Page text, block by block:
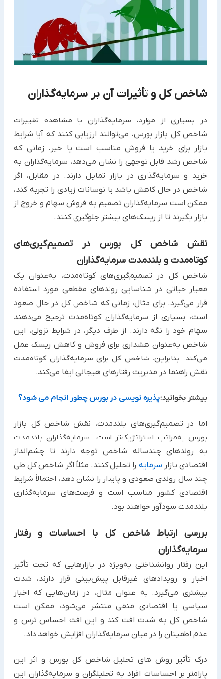
شاخص کل و تأثیرات آن بر سرمایه‌گذاران
در بسیاری از موارد، سرمایه‌گذاران با مشاهده تغییرات
شاخص کل بازار بورس، می‌توانند ارزیابی کنند که آیا شرایط
بازار برای خرید یا فروش مناسب است یا خیر. زمانی که
شاخص رشد قابل توجهی را نشان می‌دهد، سرمایه‌گذاران به
خرید و سرمایه‌گذاری در بازار تمایل دارند. در مقابل، اگر
شاخص در حال کاهش باشد یا نوسانات زیادی را تجربه کند،
ممکن است سرمایه‌گذاران تصمیم به فروش سهام و خروج از
بازار بگیرند تا از ریسک‌های بیشتر جلوگیری کنند.
نقش شاخص کل بورس در تصمیم‌گیری‌های
کوتاه‌مدت و بلندمدت سرمایه‌گذاران
شاخص کل در تصمیم‌گیری‌های کوتاه‌مدت، به‌عنوان یک
معیار حیاتی در شناسایی روندهای مقطعی مورد استفاده
قرار می‌گیرد. برای مثال، زمانی که شاخص کل در حال صعود
است، بسیاری از سرمایه‌گذاران کوتاه‌مدت ترجیح می‌دهند
سهام خود را نگه دارند. از طرف دیگر، در شرایط نزولی، این
شاخص به‌عنوان هشداری برای فروش و کاهش ریسک عمل
می‌کند. بنابراین، شاخص کل برای سرمایه‌گذاران کوتاه‌مدت
نقش راهنما در مدیریت رفتارهای هیجانی ایفا می‌کند.
بیشتر بخوانید:پذیره نویسی در بورس چطور انجام می شود؟
اما در تصمیم‌گیری‌های بلندمدت، نقش شاخص کل بازار
بورس به‌مراتب استراتژیک‌تر است. سرمایه‌گذاران بلندمدت
به روندهای چندساله شاخص توجه دارند تا چشم‌انداز
اقتصادی بازار سرمایه را تحلیل کنند. مثلاً اگر شاخص کل طی
چند سال روندی صعودی و پایدار را نشان دهد، احتمالاً شرایط
اقتصادی کشور مناسب است و فرصت‌های سرمایه‌گذاری
بلندمدت سودآور خواهند بود.
بررسی ارتباط شاخص کل با احساسات و رفتار
سرمایه‌گذاران
این رفتار روانشناختی به‌ویژه در بازارهایی که تحت تأثیر
اخبار و رویدادهای غیرقابل پیش‌بینی قرار دارند، شدت
بیشتری می‌گیرد. به عنوان مثال، در زمان‌هایی که اخبار
سیاسی یا اقتصادی منفی منتشر می‌شود، ممکن است
شاخص کل به شدت افت کند و این افت احساس ترس و
عدم اطمینان را در میان سرمایه‌گذاران افزایش خواهد داد.
درک تأثیر روش های تحلیل شاخص کل بورس و اثر این
پارامتر بر احساسات افراد به تحلیلگران و سرمایه‌گذاران این